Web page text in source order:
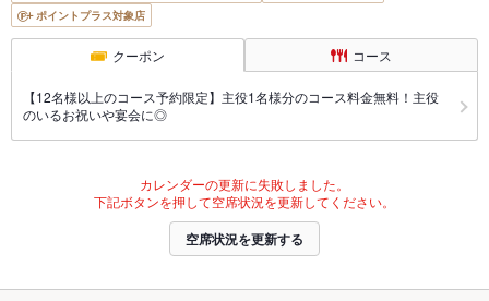
ポイントプラス対象店
クーポン コース
【12名様以上のコース予約限定】主役1名様分のコース料金無料！主役
のいるお祝いや宴会に◎
カレンダーの更新に失敗しました。
下記ボタンを押して空席状況を更新してください。
空席状況を更新する